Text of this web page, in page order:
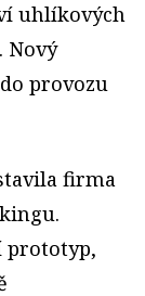
uhlíkových
Nový
provozu
firma
prototyp,